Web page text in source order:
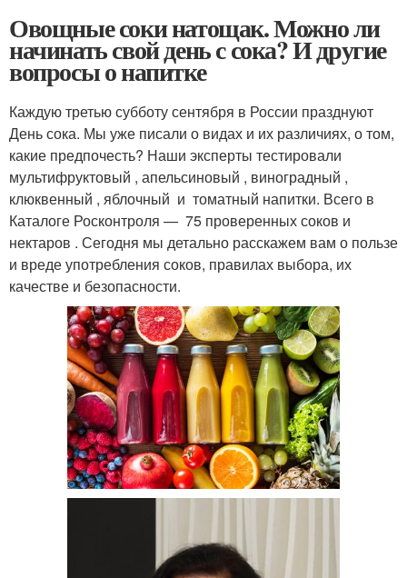
Овощные соки натощак. Можно ли
начинать свой день с сока? И другие
вопросы о напитке
Каждую третью субботу сентября в России празднуют
День сока. Мы уже писали о видах и их различиях, о том,
какие предпочесть? Наши эксперты тестировали
мультифруктовый , апельсиновый , виноградный ,
клюквенный , яблочный и томатный напитки. Всего в
Каталоге Росконтроля — 75 проверенных соков и
нектаров . Сегодня мы детально расскажем вам о пользе
и вреде употребления соков, правилах выбора, их
качестве и безопасности.